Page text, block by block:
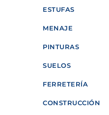
ESTUFAS
MENAJE
PINTURAS
SUELOS
FERRETERÍA
CONSTRUCCIÓN